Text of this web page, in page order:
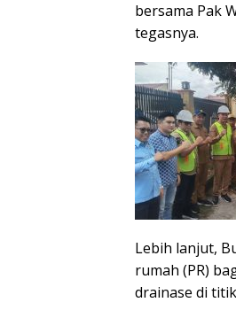
bersama Pak
tegasnya.
Lebih lanjut,
rumah (PR)
drainase di